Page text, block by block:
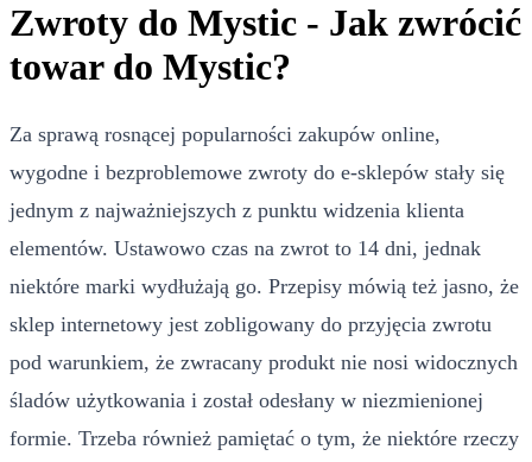
Zwroty do Mystic - Jak zwrócić
towar do Mystic?
Za sprawą rosnącej popularności zakupów online,
wygodne i bezproblemowe zwroty do e-sklepów stały się
jednym z najważniejszych z punktu widzenia klienta
elementów. Ustawowo czas na zwrot to 14 dni, jednak
niektóre marki wydłużają go. Przepisy mówią też jasno, że
sklep internetowy jest zobligowany do przyjęcia zwrotu
pod warunkiem, że zwracany produkt nie nosi widocznych
śladów użytkowania i został odesłany w niezmienionej
formie. Trzeba również pamiętać o tym, że niektóre rzeczy